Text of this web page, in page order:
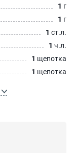
1 г
1 г
1 ст.л.
1 ч.л.
1 щепотка
1 щепотка